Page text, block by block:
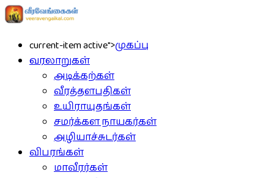
current-item active">முகப்பு
வரலாறுகள்
அடிக்கற்கள்
வீரத்தளபதிகள்
உயிராயுதங்கள்
சமர்க்கள நாயகர்கள்
அழியாச்சுடர்கள்
விபரங்கள்
மாவீரர்கள்